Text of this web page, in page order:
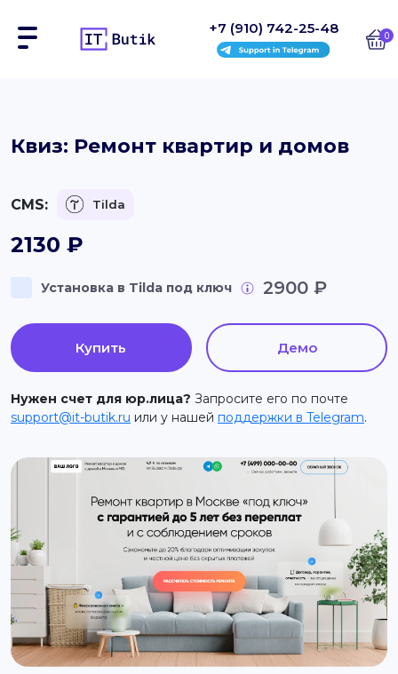
Блоки
На заказ
Инструкции
support@it-butik.ru
+7 (910) 742-25-48 0
Квиз: Ремонт квартир и домов
CMS: Tilda
2130 ₽
Установка в Tilda под ключ 2900 ₽
Купить Демо
Нужен счет для юр.лица? Запросите его по почте
support@it-butik.ru или у нашей поддержки в Telegram.